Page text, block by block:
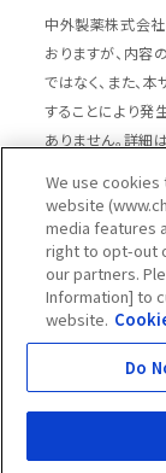
中外製薬株式会
おりますが、内容
ではなく、また、
することにより発
ありません。詳細
サイトマップ
個人情報の取扱い
推奨閲覧環境
Copyright ©
We use
website
media features
right to opt-out
our partners.
Information] to
website.
Do